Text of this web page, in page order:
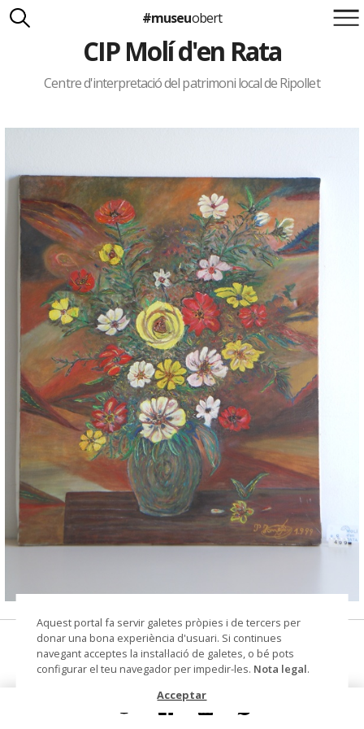
Suma't a la iniciativa
Carlota Royo
Francesca Barcellona
#museuobert
CIP Molí d'en Rata
Centre d'interpretació del patrimoni local de Ripollet
© CIP Molí d'en Rata
pintura
Autoria Torrejón Gordillo, Pedro
Aquest portal fa servir galetes pròpies i de tercers per
donar una bona experiència d'usuari. Si continues
navegant acceptes la instal·lació de galetes, o bé pots
configurar el teu navegador per impedir-les. Nota legal.
Acceptar